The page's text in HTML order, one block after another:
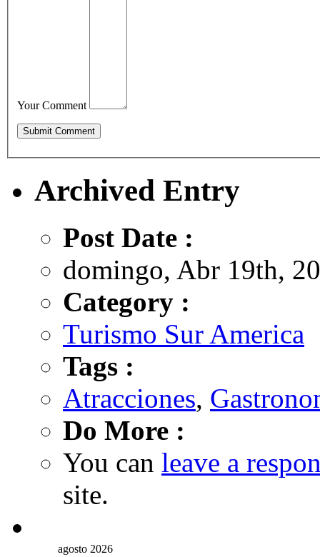
Your Comment
Archived Entry
Post Date :
domingo, Abr 19th,
Category :
Turismo Sur America
Tags :
Atracciones,
Do More :
You can leave a
site.
agosto 2026